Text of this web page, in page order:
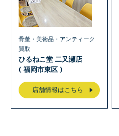
骨董・美術品・アンティーク
買取
ひるねこ堂 二又瀬店
( 福岡市東区 )
店舗情報はこちら